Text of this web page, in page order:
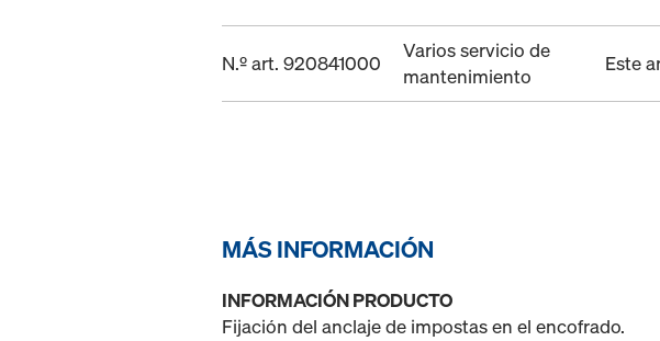
N.º art. 920841000
Varios servicio de
mantenimiento
Este
MÁS INFORMACIÓN
INFORMACIÓN PRODUCTO
Fijación del anclaje de impostas en el encofrado.